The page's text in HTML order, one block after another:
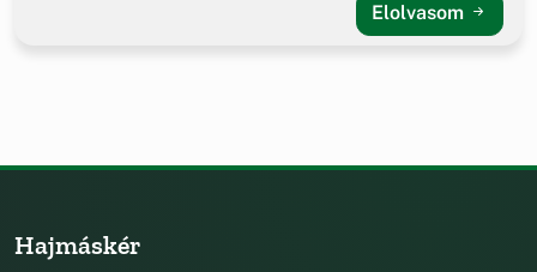
Elolvasom
Hajmáskér